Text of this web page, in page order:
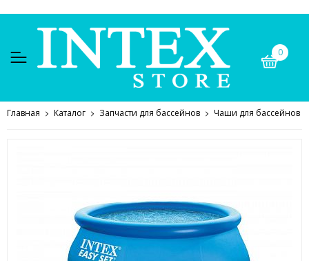
0
Главная Каталог Запчасти для бассейнов Чаши для бассейнов